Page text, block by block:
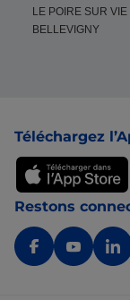
LE POIRE SUR VIE
BELLEVIGNY
Téléchargez
Restons